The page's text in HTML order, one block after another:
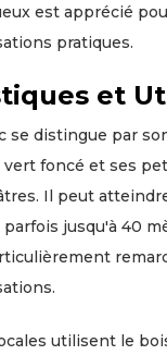
est apprécié
pratiques.
et
se distingue par
vert foncé et ses
Il peut
jusqu'à 40
utilisent le